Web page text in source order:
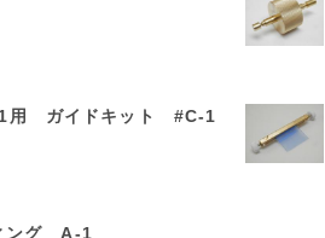
1用 ガイドキット #C-1
ング A-1